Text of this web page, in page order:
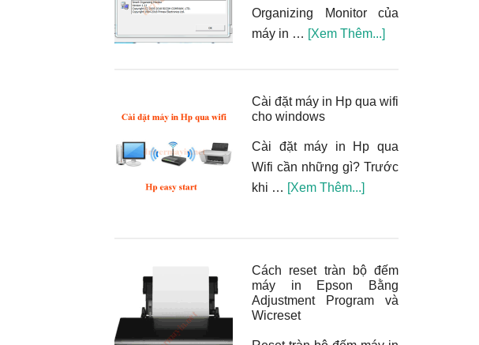
ở
máy
Organizing Monitor của
máy in … [Xem Thêm...]vềCách
Smart
Cài đặt máy in Hp qua wifi
cho windows
Cài đặt máy in Hp qua
Wifi cần những gì? Trước
khi … [Xem Thêm...]vềCài
Hp
qua
Cách reset tràn bộ đếm
máy in Epson Bằng
Adjustment Program và
Wicreset